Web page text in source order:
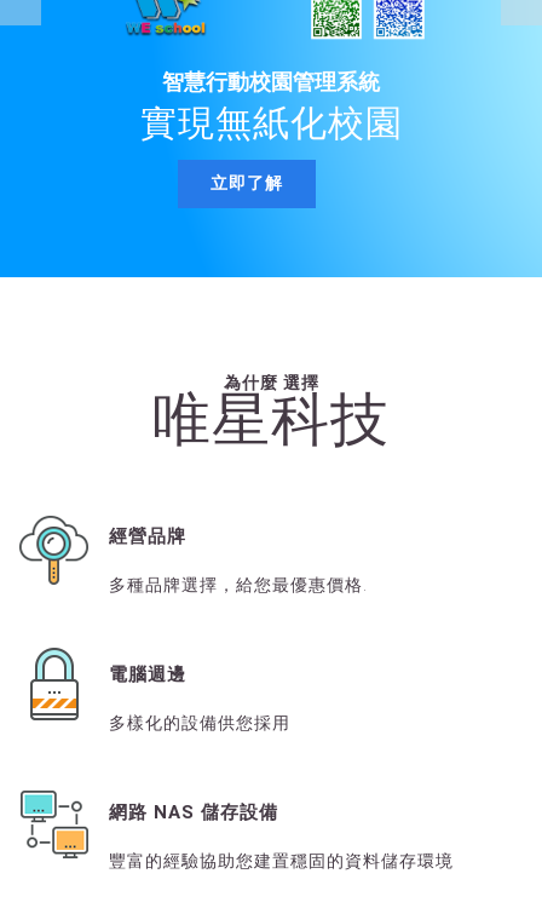
智慧行動校園管理系統
實現無紙化校園
立即了解
為什麼 選擇
唯星科技
經營品牌
多種品牌選擇，給您最優惠價格.
電腦週邊
多樣化的設備供您採用
網路 NAS 儲存設備
豐富的經驗協助您建置穩固的資料儲存環境